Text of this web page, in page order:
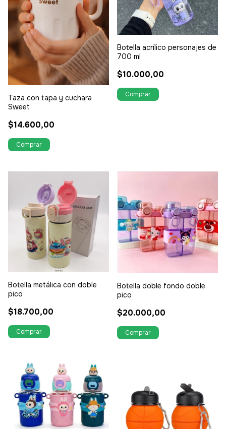
Taza con tapa y cuchara
Sweet
$14.600,00
Botella acrílico personajes de
700 ml
$10.000,00
Botella metálica con doble
pico
$18.700,00
Botella doble fondo doble
pico
$20.000,00